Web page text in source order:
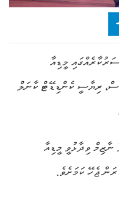
މީޑިއާ
ރިޔާސީ ކެންޑިޑޭޓް ކާނަލް
ވިދާޅުވީ މީޑިއާ
ޖެހޭ ކަމަށެވެ.